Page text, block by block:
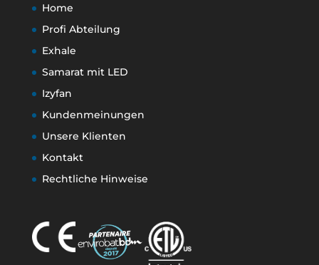
Home
Profi Abteilung
Exhale
Samarat mit LED
Izyfan
Kundenmeinungen
Unsere Klienten
Kontakt
Rechtliche Hinweise